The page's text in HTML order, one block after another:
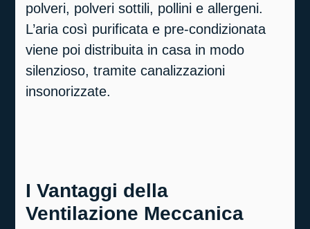
polveri, polveri sottili, pollini e allergeni.
L’aria così purificata e pre-condizionata
viene poi distribuita in casa in modo
silenzioso, tramite canalizzazioni
insonorizzate.
I Vantaggi della
Ventilazione Meccanica